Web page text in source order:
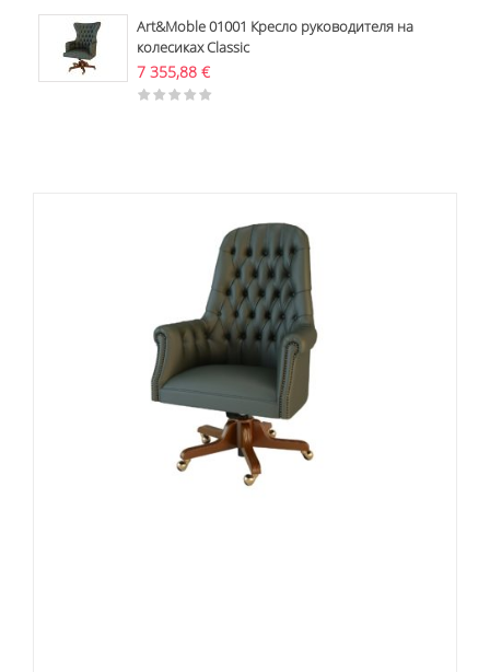
Art&Moble 01001 Кресло руководителя на
колесиках Classic
7 355,88 €